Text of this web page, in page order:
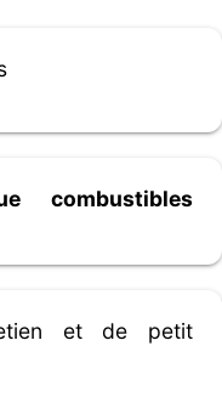
combustibles
et de petit